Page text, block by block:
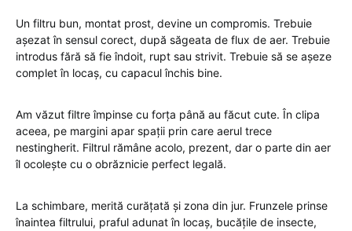
Un filtru bun, montat prost, devine un compromis. Trebuie
așezat în sensul corect, după săgeata de flux de aer. Trebuie
introdus fără să fie îndoit, rupt sau strivit. Trebuie să se așeze
complet în locaș, cu capacul închis bine.
Am văzut filtre împinse cu forța până au făcut cute. În clipa
aceea, pe margini apar spații prin care aerul trece
nestingherit. Filtrul rămâne acolo, prezent, dar o parte din aer
îl ocolește cu o obrăznicie perfect legală.
La schimbare, merită curățată și zona din jur. Frunzele prinse
înaintea filtrului, praful adunat în locaș, bucățile de insecte,